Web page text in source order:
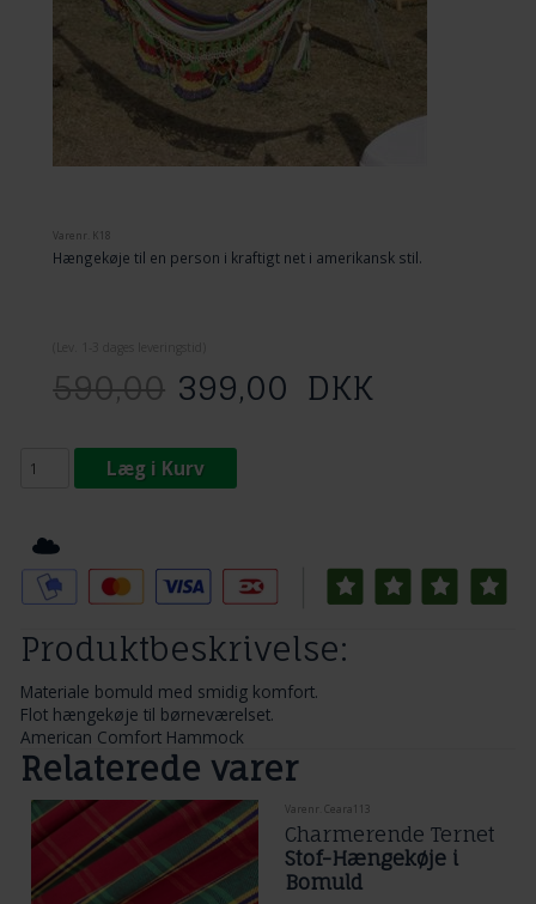
Varenr. K18
Hængekøje til en person i kraftigt net i amerikansk stil.
590,00 399,00 DKK
Læg i Kurv
Produktbeskrivelse:
Materiale bomuld med smidig komfort.
Flot hængekøje til børneværelset.
American Comfort Hammock
Relaterede varer
Varenr. Ceara113
Charmerende Ternet
Stof-Hængekøje i
Bomuld